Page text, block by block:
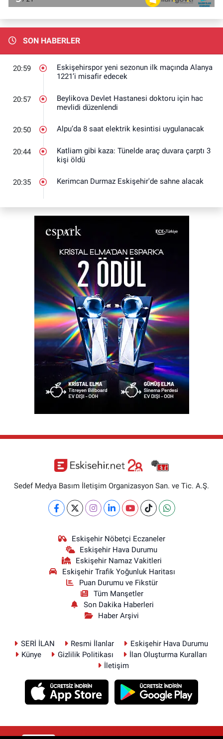
SON HABERLER
20:59
Eskişehirspor yeni sezonun ilk maçında Alanya
1221’i misafir edecek
20:57
Beylikova Devlet Hastanesi doktoru için hac
mevlidi düzenlendi
20:50 Alpu’da 8 saat elektrik kesintisi uygulanacak
20:44
Katliam gibi kaza: Tünelde araç duvara çarptı 3
kişi öldü
20:35 Kerimcan Durmaz Eskişehir'de sahne alacak
Sedef Medya Basım İletişim Organizasyon San. ve Tic. A.Ş.
Eskişehir Nöbetçi Eczaneler
Eskişehir Hava Durumu
Eskişehir Namaz Vakitleri
Eskişehir Trafik Yoğunluk Haritası
Puan Durumu ve Fikstür
Tüm Manşetler
Son Dakika Haberleri
Haber Arşivi
SERİ İLAN Resmi İlanlar
Eskişehir Hava Durumu
Künye
Gizlilik Politikası
İlan Oluşturma Kuralları
İletişim